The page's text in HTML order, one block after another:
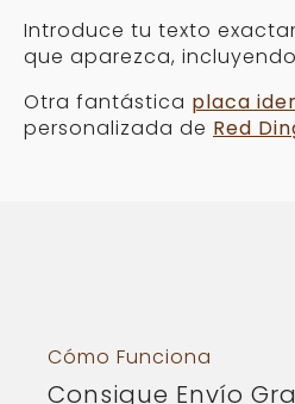
Introduce tu texto
que aparezca,
Otra fantástica placa
personalizada de Red
Cómo Funciona
Consigue Envío